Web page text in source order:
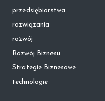
przedsiębiorstwa
rozwiązania
rozwój
Rozwój Biznesu
Strategie Biznesowe
technologie